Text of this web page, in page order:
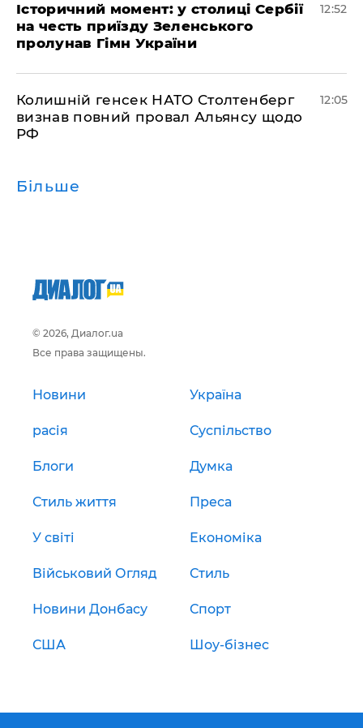
Історичний момент: у столиці Сербії
на честь приїзду Зеленського
пролунав Гімн України
12:52
Колишній генсек НАТО Столтенберг
визнав повний провал Альянсу щодо
РФ
12:05
Більше
© 2026, Диалог.ua
Все права защищены.
Новини Україна
расія Суспільство
Блоги Думка
Стиль життя Преса
У світі Економіка
Військовий Огляд Стиль
Новини Донбасу Спорт
США Шоу-бізнес